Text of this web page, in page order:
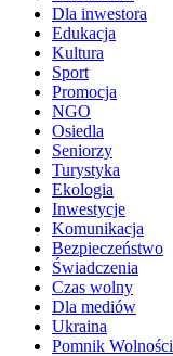
Dla inwestora
Edukacja
Kultura
Sport
Promocja
NGO
Osiedla
Seniorzy
Turystyka
Ekologia
Inwestycje
Komunikacja
Bezpieczeństwo
Świadczenia
Czas wolny
Dla mediów
Ukraina
Pomnik Wolności